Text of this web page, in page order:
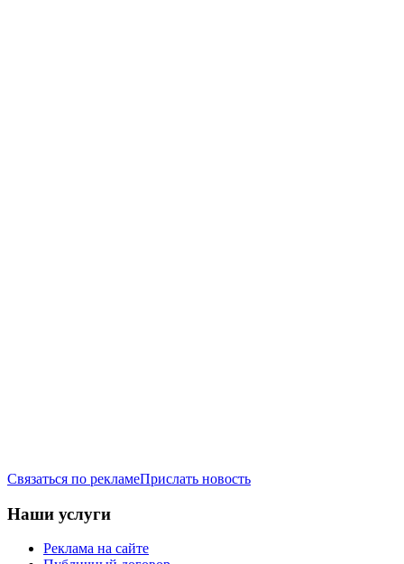
Связаться по рекламеПрислать новость
Наши услуги
Реклама на сайте